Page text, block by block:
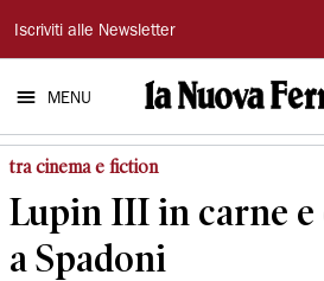
La
Nuova
Ferrara
Iscriviti alle Newsletter
MENU
tra cinema e fiction
Lupin III in carne e
a Spadoni